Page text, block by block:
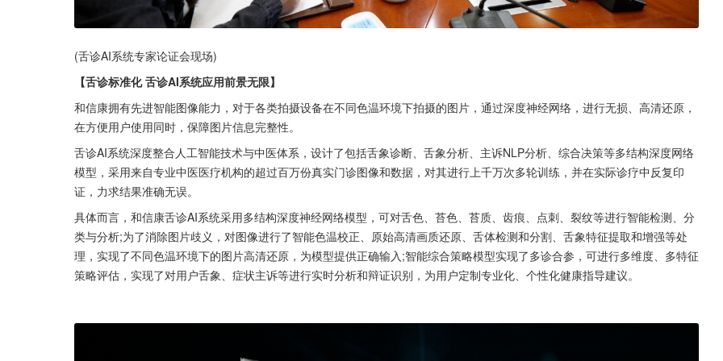
(舌诊AI系统专家论证会现场)
【舌诊标准化 舌诊AI系统应用前景无限】
和信康拥有先进智能图像能力，对于各类拍摄设备在不同色温环境下拍摄的图片，通过深度神经网络，进行无损、高清还原，
在方便用户使用同时，保障图片信息完整性。
舌诊AI系统深度整合人工智能技术与中医体系，设计了包括舌象诊断、舌象分析、主诉NLP分析、综合决策等多结构深度网络
模型，采用来自专业中医医疗机构的超过百万份真实门诊图像和数据，对其进行上千万次多轮训练，并在实际诊疗中反复印
证，力求结果准确无误。
具体而言，和信康舌诊AI系统采用多结构深度神经网络模型，可对舌色、苔色、苔质、齿痕、点刺、裂纹等进行智能检测、分
类与分析;为了消除图片歧义，对图像进行了智能色温校正、原始高清画质还原、舌体检测和分割、舌象特征提取和增强等处
理，实现了不同色温环境下的图片高清还原，为模型提供正确输入;智能综合策略模型实现了多诊合参，可进行多维度、多特征
策略评估，实现了对用户舌象、症状主诉等进行实时分析和辩证识别，为用户定制专业化、个性化健康指导建议。